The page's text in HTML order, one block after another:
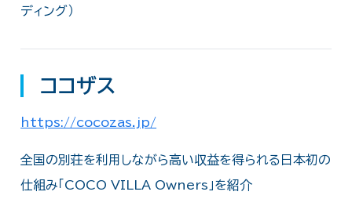
ディング）
ココザス
https://cocozas.jp/
全国の別荘を利用しながら高い収益を得られる日本初の
仕組み「COCO VILLA Owners」を紹介